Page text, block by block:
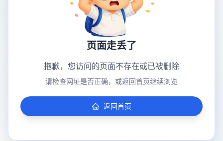
页面走丢了
抱歉，您访问的页面不存在或已被删除
请检查网址是否正确，或返回首页继续浏览
返回首页